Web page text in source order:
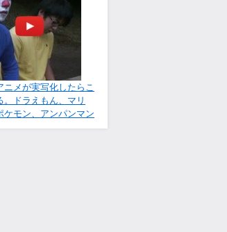
ニメが実写化したらこ
。ドラえもん、マリ
ケモン、アンパンマン